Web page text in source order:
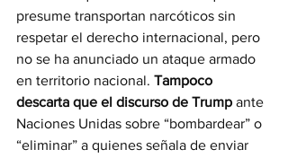
presume transportan narcóticos sin
respetar el derecho internacional, pero
no se ha anunciado un ataque armado
en territorio nacional. Tampoco
descarta que el discurso de Trump ante
Naciones Unidas sobre “bombardear” o
“eliminar” a quienes señala de enviar